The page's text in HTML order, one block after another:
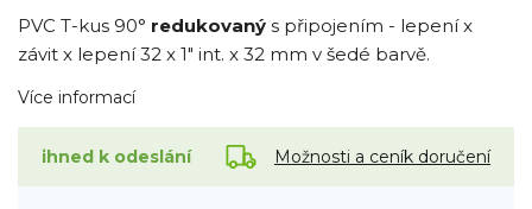
PVC T-kus 90° redukovaný s připojením - lepení x
závit x lepení 32 x 1" int. x 32 mm v šedé barvě.
Více informací
ihned k odeslání Možnosti a ceník doručení